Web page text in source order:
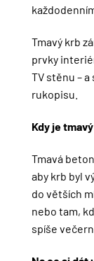
Tmavý krb
prvky
TV stěnu –
rukopisu.
Kdy je
Tmavá
aby krb byl
do větších
nebo tam,
spíše